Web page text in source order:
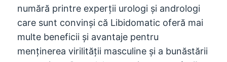
numără printre experții urologi și andrologi
care sunt convinși că Libidomatic oferă mai
multe beneficii și avantaje pentru
menținerea virilității masculine și a bunăstării